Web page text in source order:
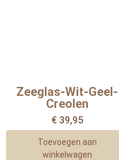
Zeeglas-Wit-Geel-
Creolen
€39,95
Toevoegen aan
winkelwagen